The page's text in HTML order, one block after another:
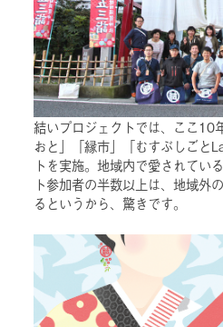
結いプロジェクトでは、ここ10
おと」「縁市」「むすぶしごと
トを実施。地域内で愛されてい
ト参加者の半数以上は、地域外
るというから、驚きです。